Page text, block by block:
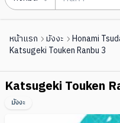
หน้าแรก มังงะ Honami
Katsugeki Touken Ranbu 3
Katsugeki Touken
มังงะ